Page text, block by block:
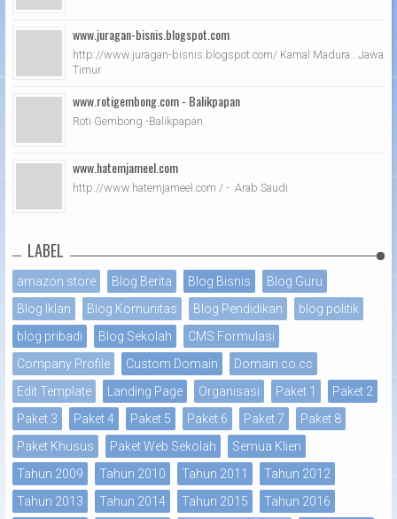
www.juragan-bisnis.blogspot.com
http://www.juragan-bisnis.blogspot.com/ Kamal Madura : Jawa
Timur
www.rotigembong.com - Balikpapan
Roti Gembong -Balikpapan
www.hatemjameel.com
http://www.hatemjameel.com / - Arab Saudi
LABEL
amazon store Blog Berita Blog Bisnis
Blog Guru
Blog Iklan
Blog Komunitas Blog Pendidikan
blog politik
blog pribadi
Blog Sekolah
CMS Formulasi
Company Profile
Custom Domain
Domain co.cc
Edit Template
Landing Page Organisasi Paket 1
Paket 2
Paket 3
Paket 4 Paket 5 Paket 6 Paket 7
Paket 8
Paket Khusus
Paket Web Sekolah
Semua Klien
Tahun 2009
Tahun 2010 Tahun 2011
Tahun 2012
Tahun 2013
Tahun 2014 Tahun 2015 Tahun 2016